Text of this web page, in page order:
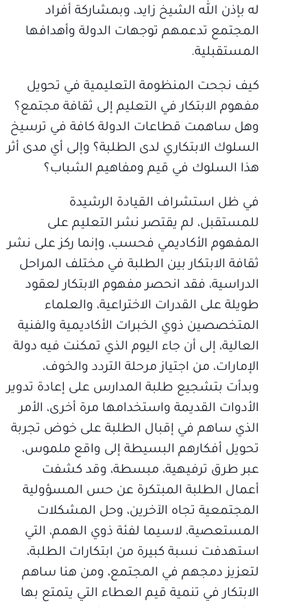
له بإذن الله الشيخ زايد، وبمشاركة أفراد
المجتمع تدعمهم توجهات الدولة وأهدافها
المستقبلية.
كيف نجحت المنظومة التعليمية في تحويل
مفهوم الابتكار في التعليم إلى ثقافة مجتمع؟
وهل ساهمت قطاعات الدولة كافة في ترسيخ
السلوك الابتكاري لدى الطلبة؟ وإلى أي مدى أثر
هذا السلوك في قيم ومفاهيم الشباب؟
في ظل استشراف القيادة الرشيدة
للمستقبل، لم يقتصر نشر التعليم على
المفهوم الأكاديمي فحسب، وإنما ركز على نشر
ثقافة الابتكار بين الطلبة في مختلف المراحل
الدراسية، فقد انحصر مفهوم الابتكار لعقود
طويلة على القدرات الاختراعية، والعلماء
المتخصصين ذوي الخبرات الأكاديمية والفنية
العالية، إلى أن جاء اليوم الذي تمكنت فيه دولة
الإمارات، من اجتياز مرحلة التردد والخوف،
وبدأت بتشجيع طلبة المدارس على إعادة تدوير
الأدوات القديمة واستخدامها مرة أخرى، الأمر
الذي ساهم في إقبال الطلبة على خوض تجربة
تحويل أفكارهم البسيطة إلى واقع ملموس،
عبر طرق ترفيهية، مبسطة، وقد كشفت
أعمال الطلبة المبتكرة عن حس المسؤولية
المجتمعية تجاه الآخرين، وحل المشكلات
المستعصية، لاسيما لفئة ذوي الهمم، التي
استهدفت نسبة كبيرة من ابتكارات الطلبة،
لتعزيز دمجهم في المجتمع، ومن هنا ساهم
الابتكار في تنمية قيم العطاء التي يتمتع بها